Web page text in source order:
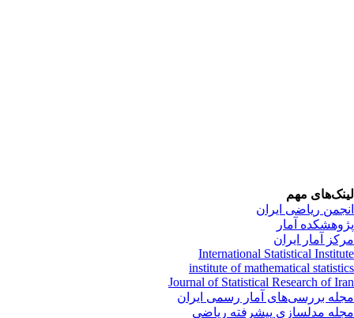
مهم
ریاضی ایران
آمار
آمار ایران
International Statistical
institute of mathematical
Journal of Statistical Research of
بررسی‌های آمار رسمی ایران
مدلسازی پیشرفته ریاضی